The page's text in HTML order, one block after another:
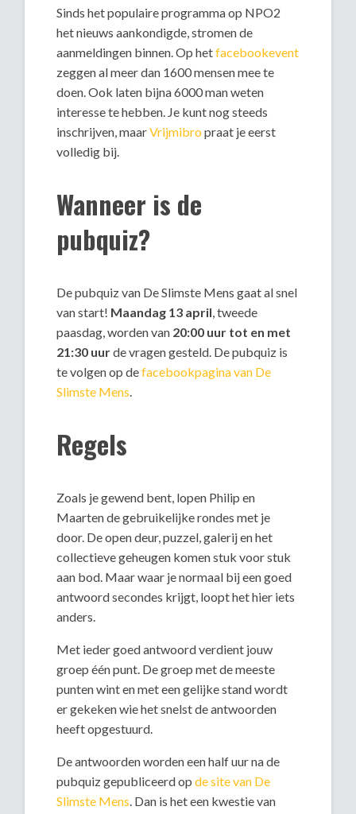
Sinds het populaire programma op NPO2
het nieuws aankondigde, stromen de
aanmeldingen binnen. Op hetfacebookevent
zeggen al meer dan 1600 mensen mee te
doen. Ook laten bijna 6000 man weten
interesse te hebben. Je kunt nog steeds
inschrijven, maarVrijmibro praat je eerst
volledig bij.
Wanneer is de
pubquiz?
De pubquiz van De Slimste Mens gaat al snel
van start! Maandag 13 april, tweede
paasdag, worden van 20:00 uur tot en met
21:30 uurde vragen gesteld. De pubquiz is
te volgen op defacebookpagina van De
Slimste Mens.
Regels
Zoals je gewend bent, lopen Philip en
Maarten de gebruikelijke rondes met je
door. De open deur, puzzel, galerij en het
collectieve geheugen komen stuk voor stuk
aan bod. Maar waar je normaal bij een goed
antwoord secondes krijgt, loopt het hier iets
anders.
Met ieder goed antwoord verdient jouw
groep één punt. De groep met de meeste
punten wint en met een gelijke stand wordt
er gekeken wie het snelst de antwoorden
heeft opgestuurd.
De antwoorden worden een half uur na de
pubquiz gepubliceerd opde site van De
Slimste Mens. Dan is het een kwestie van